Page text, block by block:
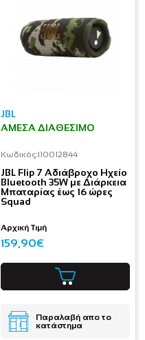
JBL
ΆΜΕΣΑ ΔΙΑΘΈΣΙΜΟ
Κωδικός:I10012844
JBL Flip 7 Αδιάβροχο Ηχείο
Bluetooth 35W με Διάρκεια
Μπαταρίας έως 16 ώρες
Squad
Αρχική Τιμή
159,90€
Παραλαβή απο το
κατάστημα